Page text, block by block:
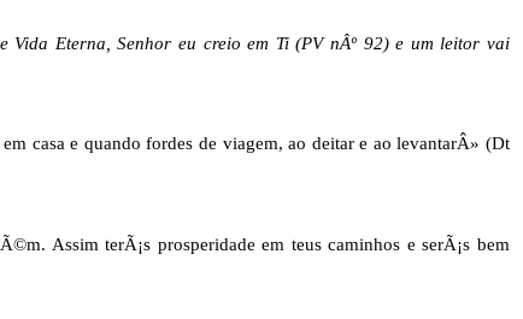
Eterna, Senhor eu creio em Ti (PV nÂº 92) e um leitor vai
casa e quando fordes de viagem, ao deitar e ao levantarÂ» (Dt
Assim terÃ¡s prosperidade em teus caminhos e serÃ¡s bem